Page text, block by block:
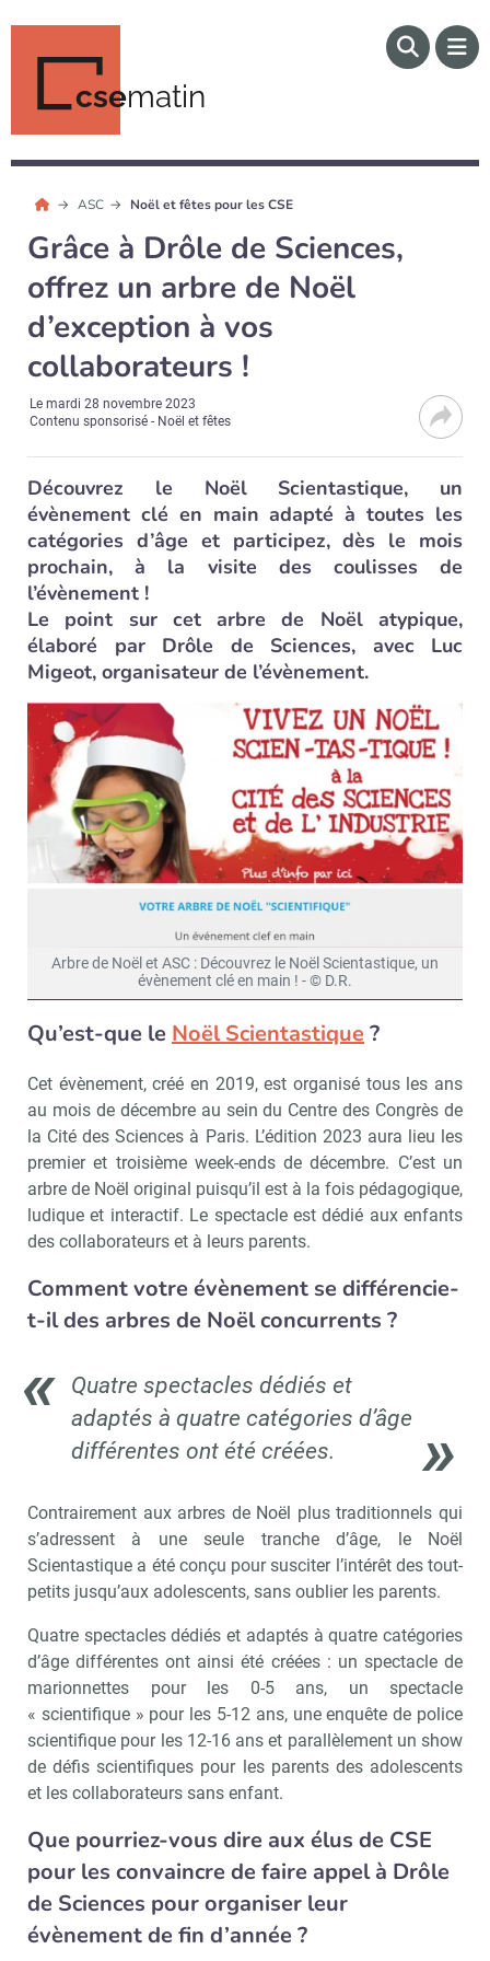
csematin
ASC Noël et fêtes pour les CSE
Grâce à Drôle de Sciences,
offrez un arbre de Noël
d’exception à vos
collaborateurs !
Lemardi 28 novembre 2023
Contenu sponsorisé - Noël et fêtes
Découvrez le Noël Scientastique, un
évènement clé en main adapté à toutes les
catégories d’âge et participez, dès le mois
prochain, à la visite des coulisses de
l’évènement !
Le point sur cet arbre de Noël atypique,
élaboré par Drôle de Sciences, avec Luc
Migeot, organisateur de l’évènement.
Arbre de Noël et ASC : Découvrez le Noël Scientastique, un
évènement clé en main ! - © D.R.
Qu’est-que le Noël Scientastique ?
Cet évènement, créé en 2019, est organisé tous les ans
au mois de décembre au sein du Centre des Congrès de
la Cité des Sciences à Paris. L’édition 2023 aura lieu les
premier et troisième week-ends de décembre. C’est un
arbre de Noël original puisqu’il est à la fois pédagogique,
ludique et interactif. Le spectacle est dédié aux enfants
des collaborateurs et à leurs parents.
Comment votre évènement se différencie-
t-il des arbres de Noël concurrents ?
Quatre spectacles dédiés et
adaptés à quatre catégories d’âge
différentes ont été créées.
Contrairement aux arbres de Noël plus traditionnels qui
s’adressent à une seule tranche d’âge, le Noël
Scientastique a été conçu pour susciter l’intérêt des tout-
petits jusqu’aux adolescents, sans oublier les parents.
Quatre spectacles dédiés et adaptés à quatre catégories
d’âge différentes ont ainsi été créées : un spectacle de
marionnettes pour les 0-5 ans, un spectacle
« scientifique » pour les 5-12 ans, une enquête de police
scientifique pour les 12-16 ans et parallèlement un show
de défis scientifiques pour les parents des adolescents
et les collaborateurs sans enfant.
Que pourriez-vous dire aux élus de CSE
pour les convaincre de faire appel à Drôle
de Sciences pour organiser leur
évènement de fin d’année ?